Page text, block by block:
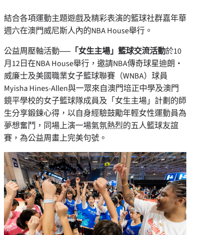
結合各項運動主題遊戲及精彩表演的籃球社群嘉年華
週六在澳門威尼斯人內的NBA House舉行。
公益周壓軸活動──「女生主場」籃球交流活動於10
月12日在NBA House舉行，邀請NBA傳奇球星迪朗‧
威廉士及美國職業女子籃球聯賽（WNBA）球員
Myisha Hines-Allen與一眾來自澳門培正中學及澳門
鏡平學校的女子籃球隊成員及「女生主場」計劃的師
生分享鍛鍊心得，以自身經驗鼓勵年輕女性運動員為
夢想奮鬥，同場上演一場氣氛熱烈的五人籃球友誼
賽，為公益周畫上完美句號。